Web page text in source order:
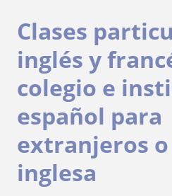
Clases
inglés y
colegio e
español para
extranjeros
inglesa